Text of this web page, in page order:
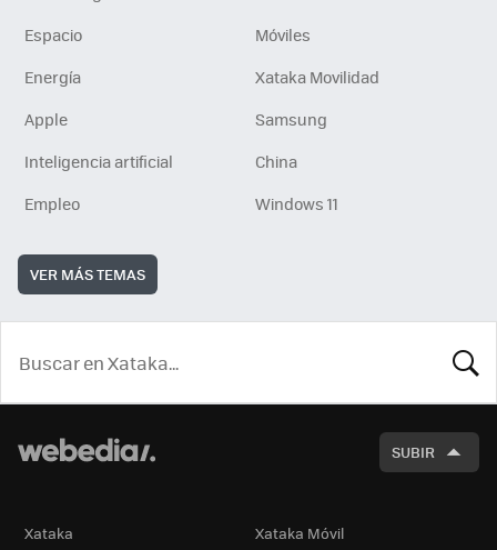
Espacio
Móviles
Energía
Xataka Movilidad
Apple
Samsung
Inteligencia artificial
China
Empleo
Windows 11
VER MÁS TEMAS
SUBIR
Xataka Xataka Móvil